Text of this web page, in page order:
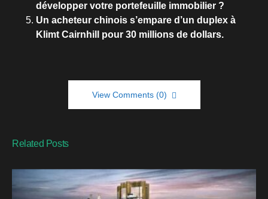
développer votre portefeuille immobilier ?
Un acheteur chinois s’empare d’un duplex à
Klimt Cairnhill pour 30 millions de dollars.
View Comments (0)
Related Posts